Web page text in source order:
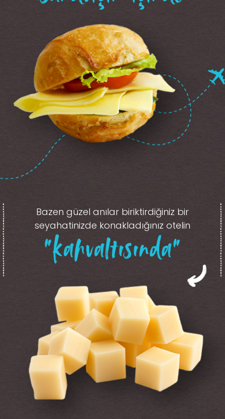
Bazen güzel anılar biriktirdiğiniz bir
seyahatinizde konakladığınız otelin
“kahvaltısında”